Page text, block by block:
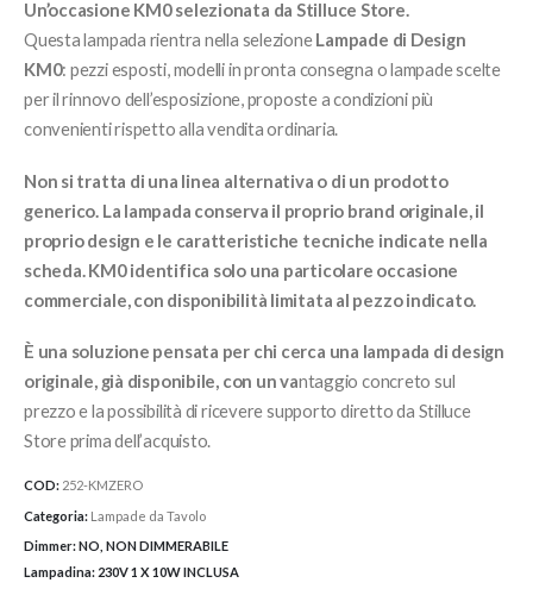
Un’occasione KM0 selezionata da Stilluce Store.
Questa lampada rientra nella selezioneLampade di Design
KM0: pezzi esposti, modelli in pronta consegna o lampade scelte
per il rinnovo dell’esposizione, proposte a condizioni più
convenienti rispetto alla vendita ordinaria.
Non si tratta di una linea alternativa o di un prodotto
generico. La lampada conserva il proprio brand originale, il
proprio design e le caratteristiche tecniche indicate nella
scheda. KM0 identifica solo una particolare occasione
commerciale, con disponibilità limitata al pezzo indicato.
È una soluzione pensata per chi cerca una lampada di design
originale, già disponibile, con un vantaggio concreto sul
prezzo e la possibilità di ricevere supporto diretto da Stilluce
Store prima dell’acquisto.
COD: 252-KMZERO
Categoria: Lampade da Tavolo
Dimmer:NO, NON DIMMERABILE
Lampadina: 230V 1 X 10W INCLUSA